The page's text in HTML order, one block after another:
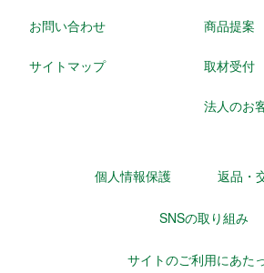
お問い合わせ
サイトマップ
商品提案
取材受付
法人のお
個人情報保護 返品・
SNSの取り組み
サイトのご利用にあた